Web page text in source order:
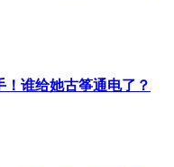
！谁给她古筝通电了？